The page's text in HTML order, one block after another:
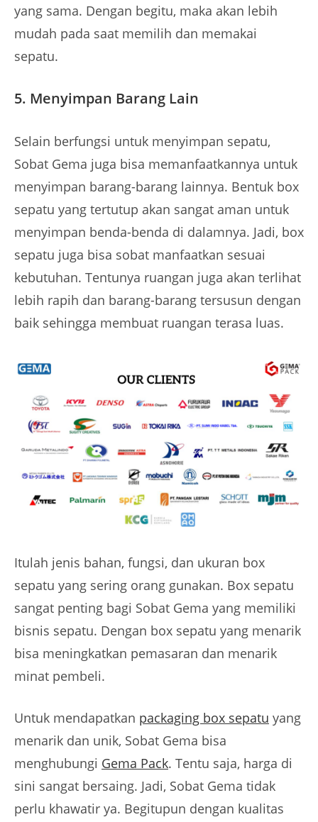
yang sama. Dengan begitu, maka akan lebih
mudah pada saat memilih dan memakai
sepatu.
5. Menyimpan Barang Lain
Selain berfungsi untuk menyimpan sepatu,
Sobat Gema juga bisa memanfaatkannya untuk
menyimpan barang-barang lainnya. Bentuk box
sepatu yang tertutup akan sangat aman untuk
menyimpan benda-benda di dalamnya. Jadi, box
sepatu juga bisa sobat manfaatkan sesuai
kebutuhan. Tentunya ruangan juga akan terlihat
lebih rapih dan barang-barang tersusun dengan
baik sehingga membuat ruangan terasa luas.
Itulah jenis bahan, fungsi, dan ukuran box
sepatu yang sering orang gunakan. Box sepatu
sangat penting bagi Sobat Gema yang memiliki
bisnis sepatu. Dengan box sepatu yang menarik
bisa meningkatkan pemasaran dan menarik
minat pembeli.
Untuk mendapatkan packaging box sepatu yang
menarik dan unik, Sobat Gema bisa
menghubungi Gema Pack. Tentu saja, harga di
sini sangat bersaing. Jadi, Sobat Gema tidak
perlu khawatir ya. Begitupun dengan kualitas